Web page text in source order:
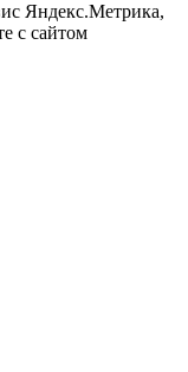
Яндекс.Метрика,
с сайтом